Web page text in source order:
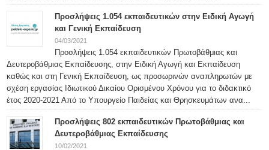
Προσλήψεις 1.054 εκπαιδευτικών στην Ειδική Αγωγή
και Γενική Εκπαίδευση
04/03/2021
Προσλήψεις 1.054 εκπαιδευτικών Πρωτοβάθμιας και
Δευτεροβάθμιας Εκπαίδευσης, στην Ειδική Αγωγή και Εκπαίδευση
καθώς και στη Γενική Εκπαίδευση, ως προσωρινών αναπληρωτών με
σχέση εργασίας Ιδιωτικού Δικαίου Ορισμένου Χρόνου για το διδακτικό
έτος 2020-2021 Από το Υπουργείο Παιδείας και Θρησκευμάτων ανα...
Προσλήψεις 802 εκπαιδευτικών Πρωτοβάθμιας και
Δευτεροβάθμιας Εκπαίδευσης
10/02/2021